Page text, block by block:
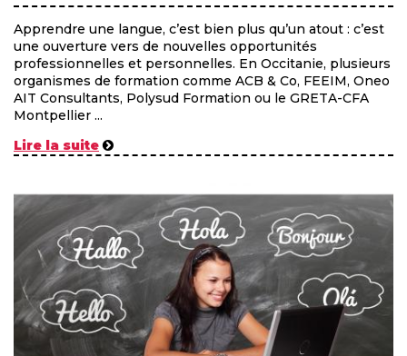
Apprendre une langue, c’est bien plus qu’un atout : c’est
une ouverture vers de nouvelles opportunités
professionnelles et personnelles. En Occitanie, plusieurs
organismes de formation comme ACB & Co, FEEIM, Oneo
AIT Consultants, Polysud Formation ou le GRETA-CFA
Montpellier ...
Lire la suite